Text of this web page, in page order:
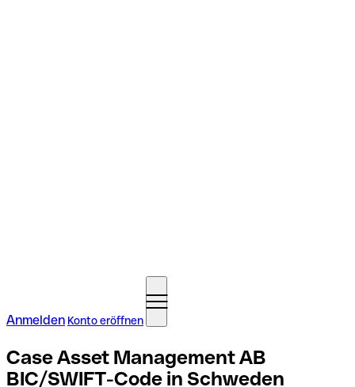
Anmelden Konto eröffnen
Case Asset Management AB
BIC/SWIFT-Code in Schweden